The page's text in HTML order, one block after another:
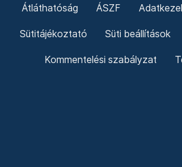
Átláthatóság ÁSZF
Sütitájékoztató Süti beállítások
Kommentelési szabályzat